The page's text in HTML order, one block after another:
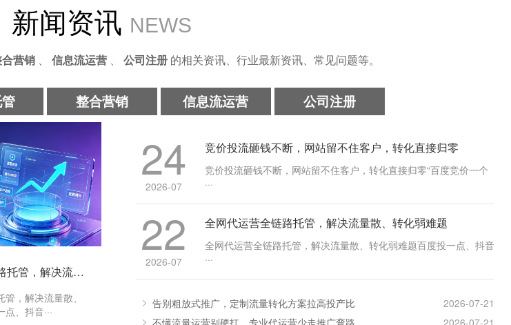
新闻资讯 NEWS
营销、 信息流运营、 公司注册的相关资讯、行业最新资讯、常见问题等。
整合营销 信息流运营 公司注册
全网代运营全链路托管，解决流量散、转化弱难题
，解决流量散、
、抖音···
24
2026-07
竞价投流砸钱不断，网站留不住客户，转化直接归零
竞价投流砸钱不断，网站留不住客户，转化直接归零“百度竞价一个
···
22
2026-07
全网代运营全链路托管，解决流量散、转化弱难题
全网代运营全链路托管，解决流量散、转化弱难题百度投一点、抖音
···
2026-07-21
告别粗放式推广，定制流量转化方案拉高投产比